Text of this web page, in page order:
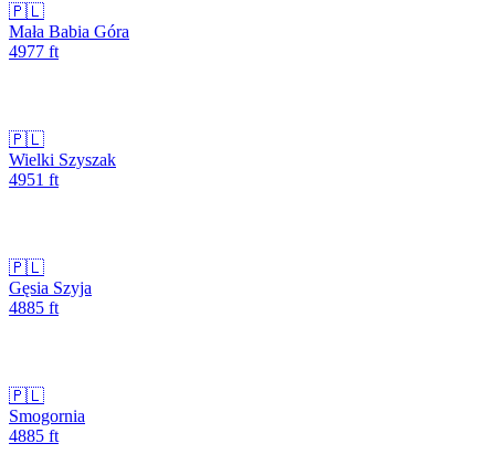
🇵🇱
Mała Babia Góra
4977 ft
🇵🇱
Wielki Szyszak
4951 ft
🇵🇱
Gęsia Szyja
4885 ft
🇵🇱
Smogornia
4885 ft